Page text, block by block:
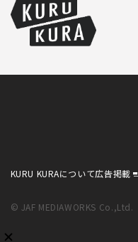
KURU KURAについて広告掲載
© JAF MEDIAWORKS Co.,Ltd.